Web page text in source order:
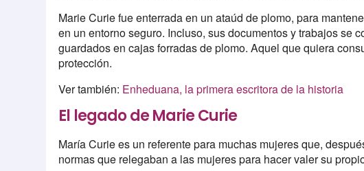
Marie Curie fue enterrada en un ataúd de plomo, para
en un entorno seguro. Incluso, sus documentos y trabajos se
guardados en cajas forradas de plomo. Aquel que quiera
protección. ​
Ver también: Enheduana, la primera escritora de la historia
El legado de Marie Curie
María Curie es un referente para muchas mujeres que,
normas que relegaban a las mujeres para hacer valer su